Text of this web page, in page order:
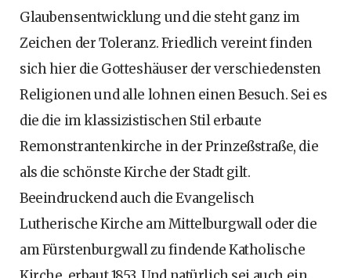
Glaubensentwicklung und die steht ganz im
Zeichen der Toleranz. Friedlich vereint finden
sich hier die Gotteshäuser der verschiedensten
Religionen und alle lohnen einen Besuch. Sei es
die die im klassizistischen Stil erbaute
Remonstrantenkirche in der Prinzeßstraße, die
als die schönste Kirche der Stadt gilt.
Beeindruckend auch die Evangelisch
Lutherische Kirche am Mittelburgwall oder die
am Fürstenburgwall zu findende Katholische